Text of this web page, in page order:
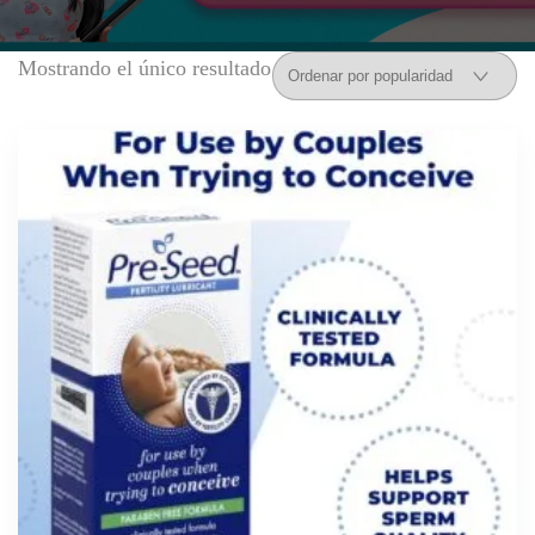
Mostrando el único resultado